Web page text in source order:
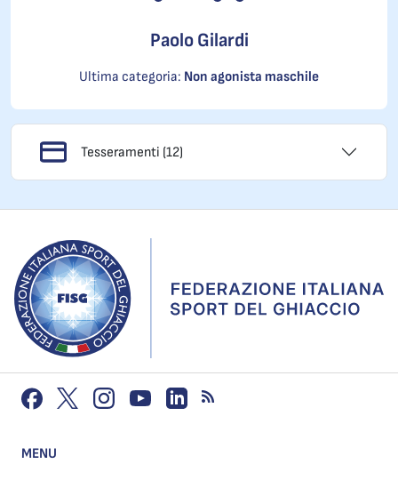
Paolo Gilardi
Ultima categoria: Non agonista maschile
Tesseramenti (12)
MENU